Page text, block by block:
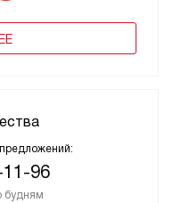
11-96
будням